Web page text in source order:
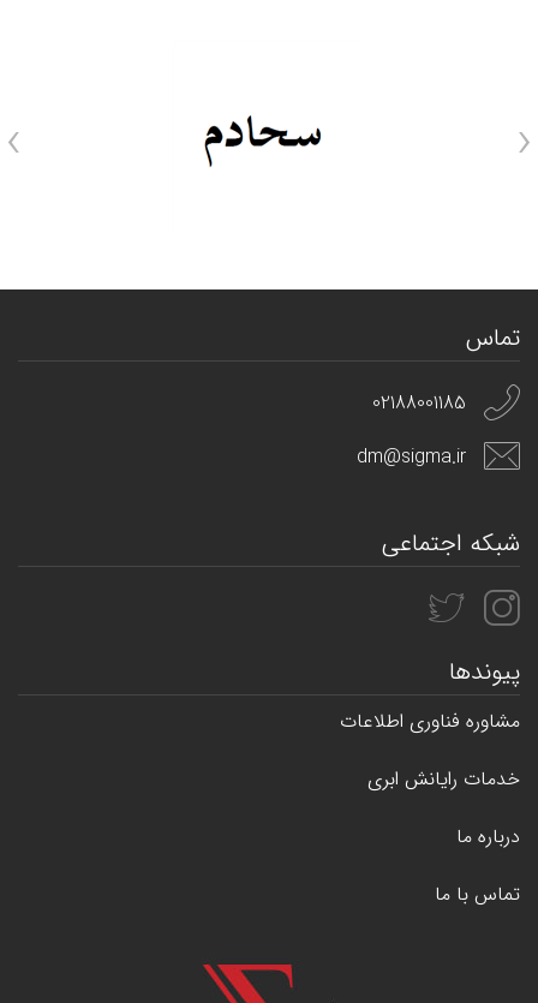
‹
›
تماس
02188001185
dm@sigma.ir
شبکه اجتماعی
پیوندها
مشاوره فناوری اطلاعات
خدمات رایانش ابری
درباره ما
تماس با ما